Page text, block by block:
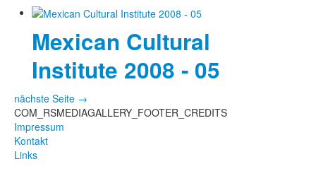
Mexican Cultural
Institute 2008 - 05
nächste Seite →
COM_RSMEDIAGALLERY_FOOTER_CREDITS
Impressum
Kontakt
Links